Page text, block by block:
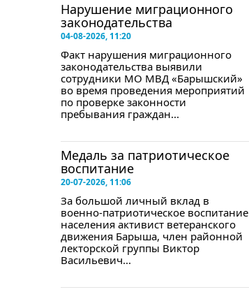
Нарушение миграционного
законодательства
04-08-2026, 11:20
Факт нарушения миграционного
законодательства выявили
сотрудники МО МВД «Барышский»
во время проведения мероприятий
по проверке законности
пребывания граждан...
Медаль за патриотическое
воспитание
20-07-2026, 11:06
За большой личный вклад в
военно-патриотическое воспитание
населения активист ветеранского
движения Барыша, член районной
лекторской группы Виктор
Васильевич...